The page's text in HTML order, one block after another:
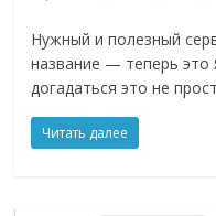
Нужный и полезный
название — теперь это
догадаться это не
Читать далее